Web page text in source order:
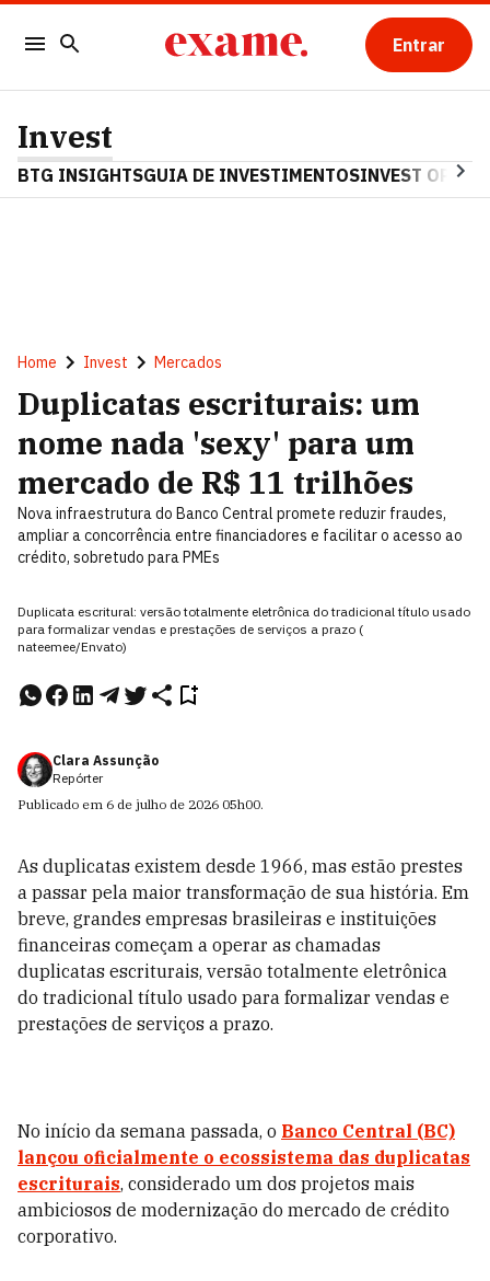
Entrar
Invest
BTG INSIGHTSGUIA DE INVESTIMENTOSINVEST OPINA
Home Invest Mercados
Duplicatas escriturais: um
nome nada 'sexy' para um
mercado de R$ 11 trilhões
Nova infraestrutura do Banco Central promete reduzir fraudes,
ampliar a concorrência entre financiadores e facilitar o acesso ao
crédito, sobretudo para PMEs
Duplicata escritural: versão totalmente eletrônica do tradicional título usado
para formalizar vendas e prestações de serviços a prazo (
nateemee/Envato)
Clara Assunção
Repórter
Publicado em 6 de julho de 2026 05h00.
As duplicatas existem desde 1966, mas estão prestes
a passar pela maior transformação de sua história. Em
breve, grandes empresas brasileiras e instituições
financeiras começam a operar as chamadas
duplicatas escriturais, versão totalmente eletrônica
do tradicional título usado para formalizar vendas e
prestações de serviços a prazo.
No início da semana passada, o Banco Central (BC)
lançou oficialmente o ecossistema das duplicatas
escriturais, considerado um dos projetos mais
ambiciosos de modernização do mercado de crédito
corporativo.